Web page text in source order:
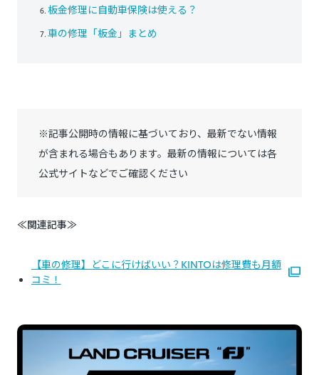
板金修理に自動車保険は使える？
車の修理「板金」まとめ
※記事公開時の情報に基づいており、最新でない情報
が含まれる場合もあります。最新の情報については各
公式サイトなどでご確認ください
≪関連記事≫
【車の修理】どこに行けばいい？KINTOは修理費も月額
コミ！